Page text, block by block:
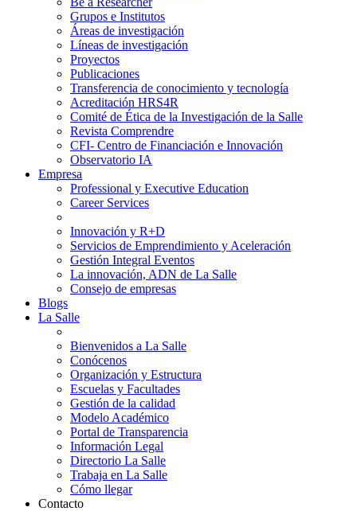
Grupos e Institutos
Áreas de investigación
Líneas de investigación
Proyectos
Publicaciones
Transferencia de conocimiento y tecnología
Acreditación HRS4R
Comité de Ética de la Investigación de la Salle
Revista Comprendre
CFI- Centro de Financiación e Innovación
Observatorio IA
Empresa
Professional y Executive Education
Career Services
Innovación y R+D
Servicios de Emprendimiento y Aceleración
Gestión Integral Eventos
La innovación, ADN de La Salle
Consejo de empresas
Blogs
La Salle
Bienvenidos a La Salle
Conócenos
Organización y Estructura
Escuelas y Facultades
Gestión de la calidad
Modelo Académico
Portal de Transparencia
Información Legal
Directorio La Salle
Trabaja en La Salle
Cómo llegar
Contacto